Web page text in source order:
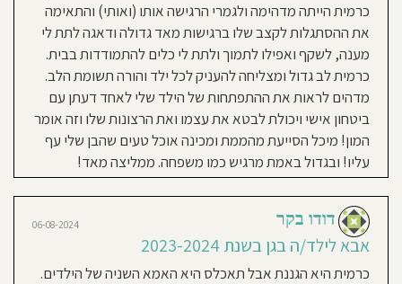
כרמית הייתה מדהימה ולגמרי הרגישה אותו (ואותי) והתאימה
את ההסתגלות לקצב שלו ברגישות מאד גדולה ודאגה לתת לי
מענה, לשקף ואפילו לתמוך ולתת לי כלים להתמודדות בבית.
כרמית לב גדול ומצליחה להעניק לכל ילד והורה תשומת הלב.
מדהים לראות את ההתפתחות של הילד שלי לאחד דעתן עם
ביטחון אישי ויכולת לבטא את עצמו ואת הרצונות שלו וזה אומר
המון! מיכל הסייעת מהממת ומכינה אוכל טעים שהבן שלי עף
עליו! ובגדול באמת מרגיש כמו משפחה. ממליצה מאד!
06-08-2024 דודו בקר
אבא לילד/ה בגן בשנת 2023-2024
כרמית היא הגננת אבל תאכלס היא האמא השניה של הילדים.
31-01-2023
Nuriya Shiri Machluf
אמא לילד/ה בגן בשנת 2020-
2022
ממה להתחיל ?! זכינו זכינו בכרמית
המהממת עם הלב הכי רחב שיש . שלא
נדבר על האוכל הטעים אין אושר כזה
ממנה וכל פעם לומד משהו חדש. זה
באמת הפך להיות בית! הבית של כרמית